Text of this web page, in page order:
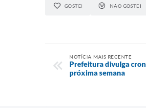
GOSTEI NÃO GOSTEI
NOTÍCIA MAIS RECENTE
Prefeitura divulga
próxima semana